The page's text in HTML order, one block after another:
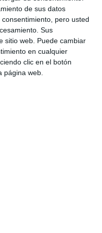
de sus datos
pero usted
Sus
sitio web. Puede cambiar
en cualquier
clic en el botón
página web.